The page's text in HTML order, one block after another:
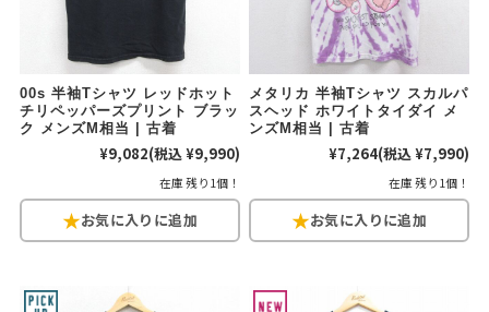
00s 半袖Tシャツ レッドホット
チリペッパーズプリント ブラッ
ク メンズM相当 | 古着
¥9,082(税込 ¥9,990)
在庫 残り1個！
メタリカ 半袖Tシャツ スカルパ
スヘッド ホワイトタイダイ メ
ンズM相当 | 古着
¥7,264(税込 ¥7,990)
在庫 残り1個！